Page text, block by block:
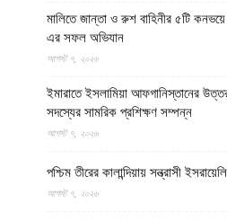
মালিতে জান্তা ও রুশ বাহিনীর ৫টি
এর সফল অভিযান
আগস্ট ৭, ২০২৬
ইমারাতে ইসলামিয়া আফগানিস্তানের
সদস্যের সামরিক প্রশিক্ষণ সম্পন্ন
আগস্ট ৭, ২০২৬
পশ্চিম তীরের কালান্দিয়ায় সন্ত্রাসী
আগস্ট ৭, ২০২৬